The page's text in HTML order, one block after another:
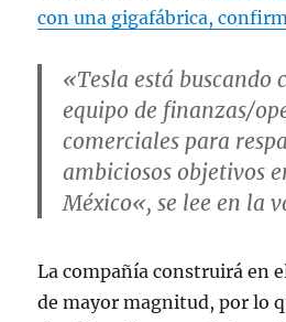
con una gigafábrica,
«Tesla está buscando
equipo de finanzas/
comerciales para
ambiciosos objetivos
México«, se lee en la
La compañía construirá en
de mayor magnitud, por lo